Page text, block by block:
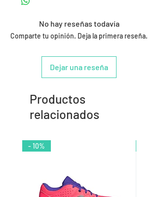
No hay reseñas todavía
Comparte tu opinión. Deja la primera reseña.
Dejar una reseña
Productos
relacionados
- 10%